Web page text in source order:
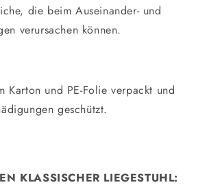
die beim Auseinander- und
verursachen können.
Karton und PE-Folie verpackt und
geschützt.
KLASSISCHER LIEGESTUHL: